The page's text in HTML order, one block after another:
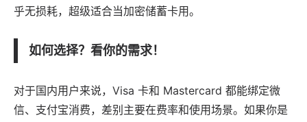
乎无损耗，超级适合当加密储蓄卡用。
如何选择？看你的需求！
对于国内用户来说，Visa 卡和 Mastercard 都能绑定微
信、支付宝消费，差别主要在费率和使用场景。如果你是